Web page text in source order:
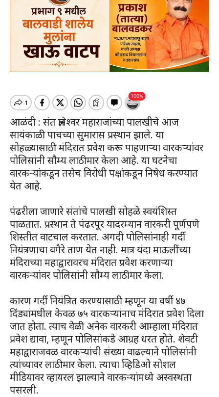
आळंदी : संत ज्ञानेश्वर महाराजांच्या पालखीचे आज
सायंकाळी पाचच्या सुमारास प्रस्थान झाले. या
सोहळ्यासाठी मंदिरात प्रवेश करू पाहणाऱ्या वारकऱ्यांवर
पोलिसांनी सौम्य लाठीमार केला आहे. या घटनेचा
वारकऱ्यांकडून तसेच विरोधी पक्षांकडून निषेध करण्यात
येत आहे.
पंढरीला जाणारे संतांचे पालखी सोहळे स्वयंशिस्त
पाळतात. प्रस्थान ते पंढरपूर यादरम्यान वारकरी पूर्णपणे
शिस्तीत वाटचाल करतात. अगदी पोलिसांनाही गर्दी
नियंत्रणाचा वगैरे ताण येत नाही. मात्र यंदा माऊलींच्या
मंदिराच्या महाद्वारावरच मंदिरात प्रवेश करणाऱ्या
वारकऱ्यांवर पोलिसांनी सौम्य लाठीमार केला.
कारण गर्दी नियंत्रित करण्यासाठी म्हणून या वर्षी ४७
दिंड्यांमधील केवळ ७५ वारकऱ्यांनाच मंदिरात प्रवेश दिला
जात होता. त्याच वेळी अनेक वारकरी आम्हाला मंदिरात
प्रवेश द्यावा, म्हणून पोलिसांकडे आग्रह धरत होते. शेवटी
महाद्वाराजवळ वारकऱ्यांची संख्या वाढल्याने पोलिसांनी
त्यांच्यावर लाठीमार केला. त्याचा व्हिडिओ सोशल
मीडियावर व्हायरल झाल्याने वारकऱ्यांमध्ये अस्वस्थता
पसरली.